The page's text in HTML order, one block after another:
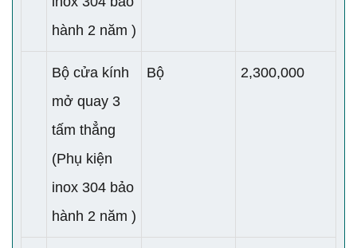
hành 2 năm )
Bộ cửa kính
mở quay 3
tấm thẳng
(Phụ kiện
inox 304 bảo
hành 2 năm )
Bộ 2,300,000